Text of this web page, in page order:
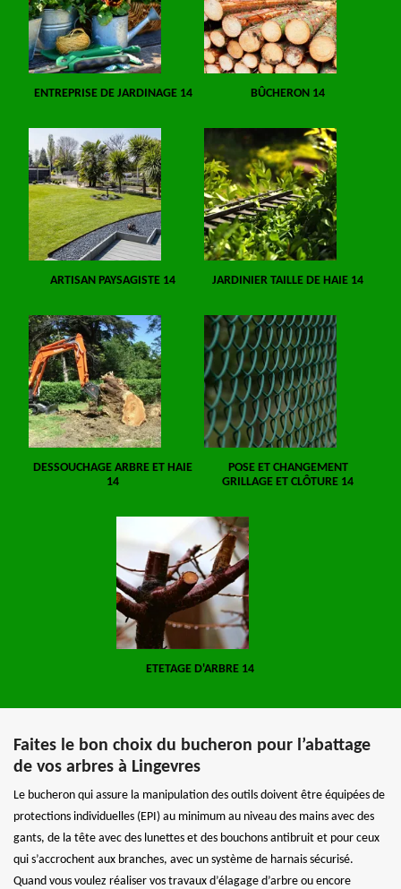
ENTREPRISE DE JARDINAGE 14 BÛCHERON 14
ARTISAN PAYSAGISTE 14 JARDINIER TAILLE DE HAIE 14
DESSOUCHAGE ARBRE ET HAIE
14
POSE ET CHANGEMENT
GRILLAGE ET CLÔTURE 14
ETETAGE D'ARBRE 14
Faites le bon choix du bucheron pour l’abattage
de vos arbres à Lingevres
Le bucheron qui assure la manipulation des outils doivent être équipées de
protections individuelles (EPI) au minimum au niveau des mains avec des
gants, de la tête avec des lunettes et des bouchons antibruit et pour ceux
qui s’accrochent aux branches, avec un système de harnais sécurisé.
Quand vous voulez réaliser vos travaux d’élagage d’arbre ou encore